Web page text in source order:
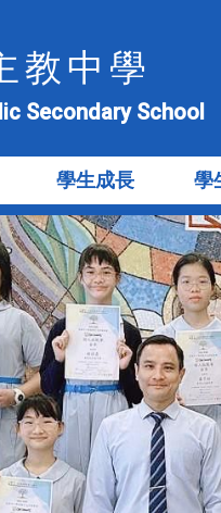
教中學
Secondary School
學生成長 學